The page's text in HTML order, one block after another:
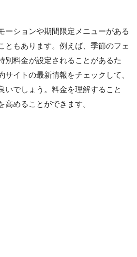
ーションや期間限定メニューがある
ともあります。例えば、季節のフェ
別料金が設定されることがあるた
サイトの最新情報をチェックして、
いでしょう。料金を理解すること
高めることができます。